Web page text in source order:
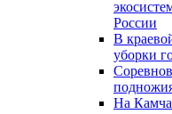
России
В
уборки
На